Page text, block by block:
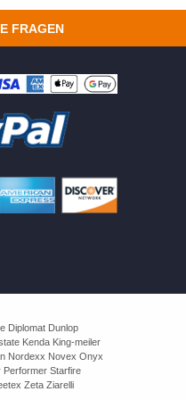
FRAGEN
Diplomat Dunlop
Kenda King-meiler
Nordexx Novex Onyx
Performer Starfire
Zeta Ziarelli